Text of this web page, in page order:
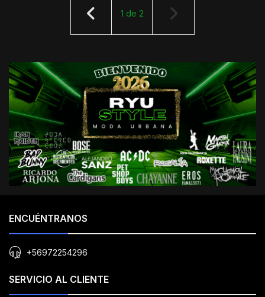
1 de 2
ENCUÉNTRANOS
+56972254296
SERVICIO AL CLIENTE